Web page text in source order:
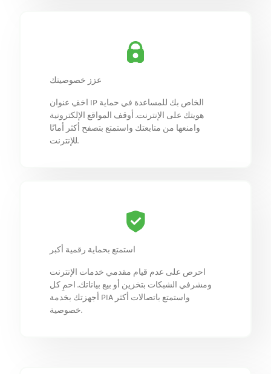
عزز خصوصيتك
اخفِ عنوان IP الخاص بك للمساعدة في حماية
هويتك على الإنترنت. أوقف المواقع الإلكترونية
وامنعها من متابعتك واستمتع بتصفح أكثر أمانًا
للإنترنت.
استمتع بحماية رقمية أكبر
احرص على عدم قيام مقدمي خدمات الإنترنت
ومشرفي الشبكات بتخزين أو بيع بياناتك. احمِ كل
أجهزتك بخدمة PIA واستمتع باتصالات أكثر
خصوصية.